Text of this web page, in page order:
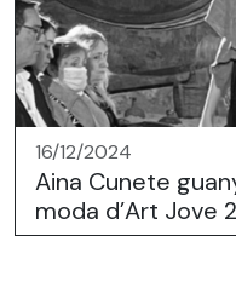
16/12/2024
Aina Cunete
moda d’Art Jove